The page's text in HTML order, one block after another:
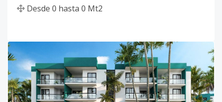
Desde 0 hasta 0 Mt2